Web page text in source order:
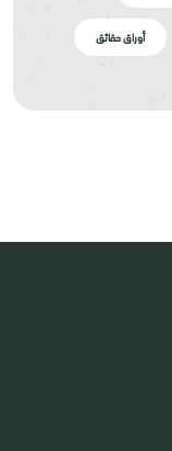
أوراق حقائق